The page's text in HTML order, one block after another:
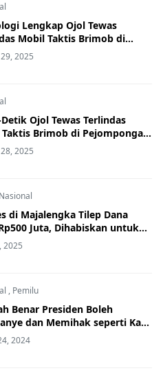
Lengkap Ojol Tewas
Mobil Taktis Brimob di
Ternyata Sedang
2025
Ojol Tewas Terlindas
Brimob di Pejompongan,
Medsos
2025
Nasional
di Majalengka Tilep Dana
Juta, Dihabiskan untuk
Mobile Legends
2025
, Pemilu
Benar Presiden Boleh
dan Memihak seperti Kata
Begini Aturannya
2024